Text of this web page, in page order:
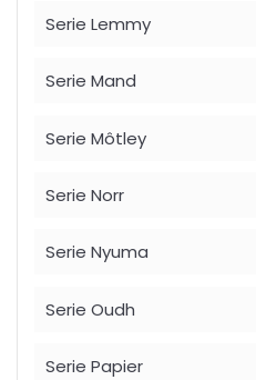
Serie Lemmy
Serie Mand
Serie Môtley
Serie Norr
Serie Nyuma
Serie Oudh
Serie Papier